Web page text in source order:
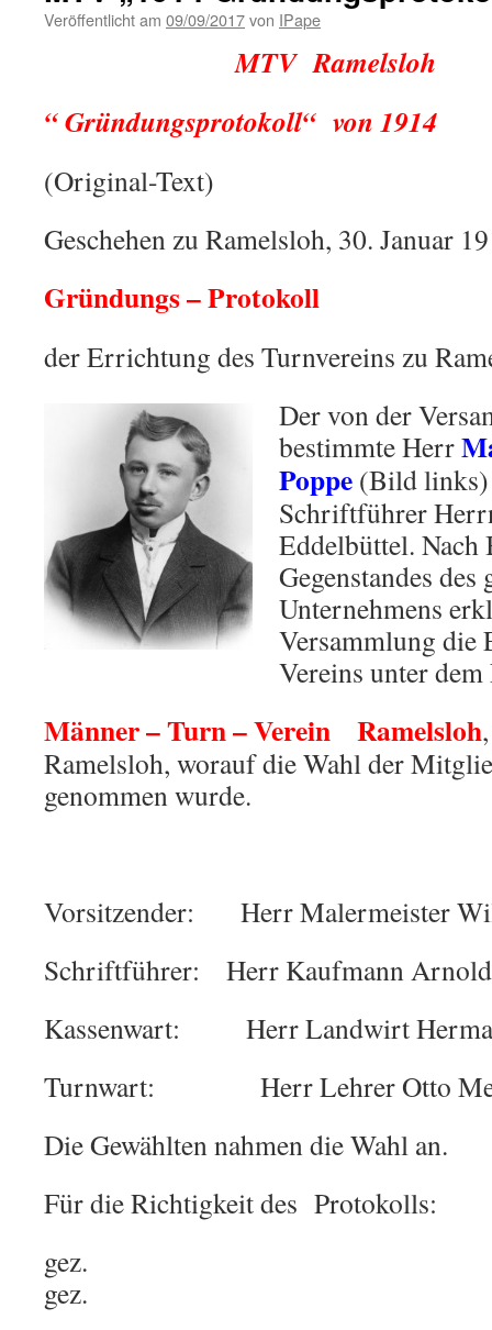
Veröffentlicht am 09/09/2017von IPape
MTV Ramelsloh
“ Gründungsprotokoll“ von1914
(Original-Text)
Geschehen zu Ramelsloh, 30. Januar
Gründungs – Protokoll
der Errichtung des Turnvereins zu
Der von der
bestimmte Herr
Poppe (Bild links)
Schriftführer
Eddelbüttel. Nach
Gegenstandes des
Unternehmens
Versammlung die
Vereins unter dem
Männer – Turn – Verein Ramelsloh
Ramelsloh, worauf die Wahl der
genommen wurde.
Vorsitzender: Herr Malermeister
Schriftführer: Herr Kaufmann
Kassenwart: Herr Landwirt
Turnwart: Herr Lehrer Otto
Die Gewählten nahmen die Wahl an.
Für die Richtigkeit des Protokolls:
gez.